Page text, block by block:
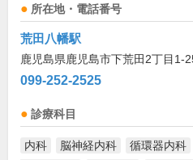
所在地・電話番号
荒田八幡駅
鹿児島県鹿児島市下荒田2丁目1-
099-252-2525
診療科目
内科 脳神経内科 循環器内科